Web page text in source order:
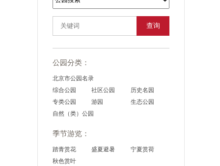
查询
公园分类：
北京市公园名录
综合公园
社区公园
历史名园
专类公园
游园
生态公园
自然（类）公园
季节游览：
踏青赏花 盛夏避暑
宁夏赏荷
秋色赏叶